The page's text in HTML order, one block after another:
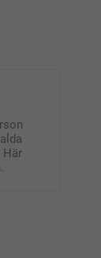
Här